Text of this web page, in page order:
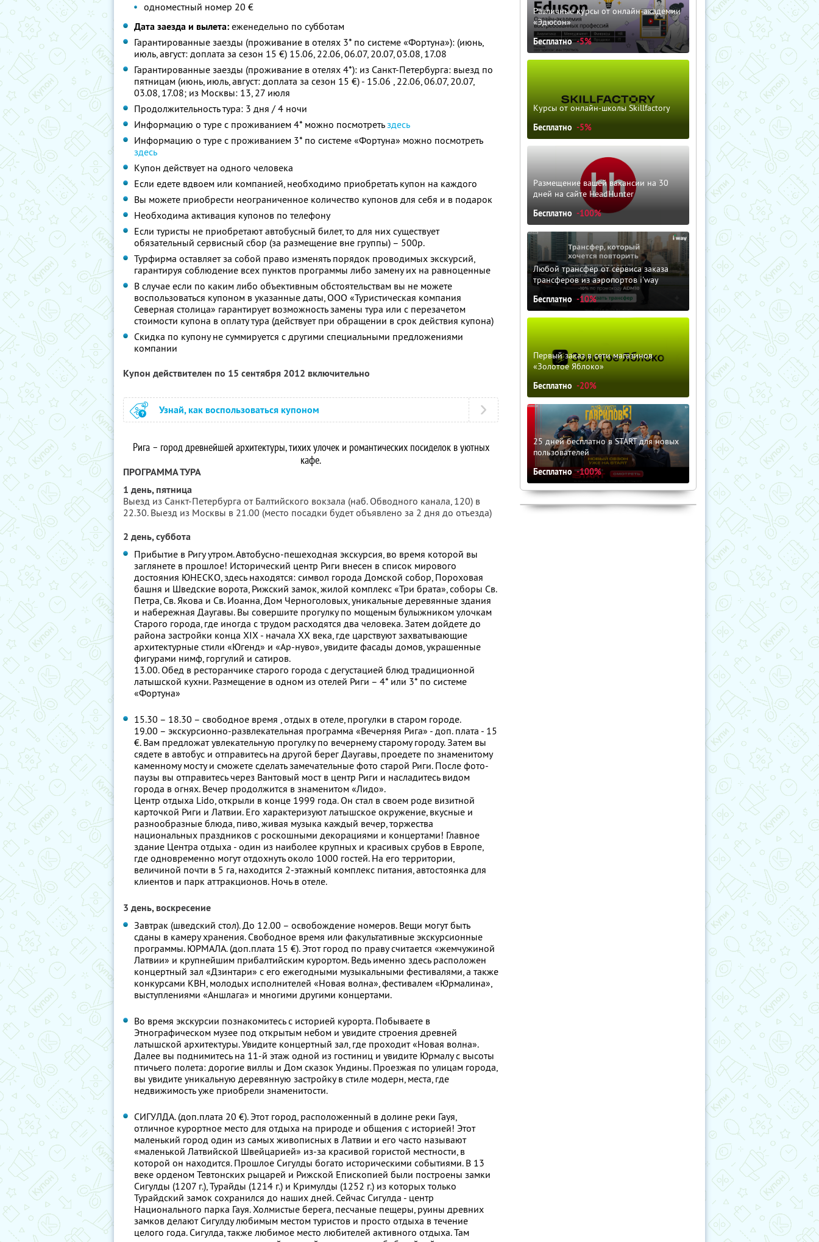
одноместный номер 20 €
Дата заезда и вылета: еженедельно по субботам
Гарантированные заезды (проживание в отелях 3* по системе «Фортуна»): (июнь,
июль, август: доплата за сезон 15 €) 15.06, 22.06, 06.07, 20.07, 03.08, 17.08
Гарантированные заезды (проживание в отелях 4*): из Санкт-Петербурга: выезд по
пятницам (июнь, июль, август: доплата за сезон 15 €) - 15.06 , 22.06, 06.07, 20.07,
03.08, 17.08; из Москвы: 13, 27 июля
Продолжительность тура: 3 дня / 4 ночи
Информацию о туре с проживанием 4* можно посмотретьздесь
Информацию о туре с проживанием 3* по системе «Фортуна» можно посмотреть
здесь
Купон действует на одного человека
Если едете вдвоем или компанией, необходимо приобретать купон на каждого
Вы можете приобрести неограниченное количество купонов для себя и в подарок
Необходима активация купонов по телефону
Если туристы не приобретают автобусный билет, то для них существует
обязательный сервисный сбор (за размещение вне группы) – 500р.
Турфирма оставляет за собой право изменять порядок проводимых экскурсий,
гарантируя соблюдение всех пунктов программы либо замену их на равноценные
В случае если по каким либо объективным обстоятельствам вы не можете
воспользоваться купоном в указанные даты, ООО «Туристическая компания
Северная столица» гарантирует возможность замены тура или с перезачетом
стоимости купона в оплату тура (действует при обращении в срок действия купона)
Скидка по купону не суммируется с другими специальными предложениями
компании
Купон действителен по 15 сентября 2012 включительно
Узнай, как воспользоваться купоном
Рига – город древнейшей архитектуры, тихих улочек и романтических посиделок в уютных
кафе.
ПРОГРАММА ТУРА
1 день, пятница
Выезд из Санкт-Петербурга от Балтийского вокзала (наб. Обводного канала, 120) в
22.30. Выезд из Москвы в 21.00 (место посадки будет объявлено за 2 дня до отъезда)
2 день, суббота
Прибытие в Ригу утром. Автобусно-пешеходная экскурсия, во время которой вы
заглянете в прошлое! Исторический центр Риги внесен в список мирового
достояния ЮНЕСКО, здесь находятся: символ города Домской собор, Пороховая
башня и Шведские ворота, Рижский замок, жилой комплекс «Три брата», соборы Св.
Петра, Св. Якова и Св. Иоанна, Дом Черноголовых, уникальные деревянные здания
и набережная Даугавы. Вы совершите прогулку по мощеным булыжником улочкам
Старого города, где иногда с трудом расходятся два человека. Затем дойдете до
района застройки конца XIX - начала XX века, где царствуют захватывающие
архитектурные стили «Югенд» и «Ар-нуво», увидите фасады домов, украшенные
фигурами нимф, горгулий и сатиров.
13.00. Обед в ресторанчике старого города с дегустацией блюд традиционной
латышской кухни. Размещение в одном из отелей Риги – 4* или 3* по системе
«Фортуна»
15.30 – 18.30 – свободное время , отдых в отеле, прогулки в старом городе.
19.00 – экскурсионно-развлекательная программа «Вечерняя Рига» - доп. плата - 15
€. Вам предложат увлекательную прогулку по вечернему старому городу. Затем вы
сядете в автобус и отправитесь на другой берег Даугавы, проедете по знаменитому
каменному мосту и сможете сделать замечательные фото старой Риги. После фото-
паузы вы отправитесь через Вантовый мост в центр Риги и насладитесь видом
города в огнях. Вечер продолжится в знаменитом «Лидо».
Центр отдыха Lido, открыли в конце 1999 года. Он стал в своем роде визитной
карточкой Риги и Латвии. Его характеризуют латышское окружение, вкусные и
разнообразные блюда, пиво, живая музыка каждый вечер, торжества
национальных праздников с роскошными декорациями и концертами! Главное
здание Центра отдыха - один из наиболее крупных и красивых срубов в Европе,
где одновременно могут отдохнуть около 1000 гостей. На его территории,
величиной почти в 5 га, находится 2-этажный комплекс питания, автостоянка для
клиентов и парк аттракционов. Ночь в отеле.
3 день, воскресение
Завтрак (шведский стол). До 12.00 – освобождение номеров. Вещи могут быть
сданы в камеру хранения. Свободное время или факультативные экскурсионные
программы. ЮРМАЛА. (доп.плата 15 €). Этот город по праву считается «жемчужиной
Латвии» и крупнейшим прибалтийским курортом. Ведь именно здесь расположен
концертный зал «Дзинтари» с его ежегодными музыкальными фестивалями, а также
конкурсами КВН, молодых исполнителей «Новая волна», фестивалем «Юрмалина»,
выступлениями «Аншлага» и многими другими концертами.
Во время экскурсии познакомитесь с историей курорта. Побываете в
Этнографическом музее под открытым небом и увидите строения древней
латышской архитектуры. Увидите концертный зал, где проходит «Новая волна».
Далее вы поднимитесь на 11-й этаж одной из гостиниц и увидите Юрмалу с высоты
птичьего полета: дорогие виллы и Дом сказок Ундины. Проезжая по улицам города,
вы увидите уникальную деревянную застройку в стиле модерн, места, где
недвижимость уже приобрели знаменитости.
СИГУЛДА. (доп.плата 20 €). Этот город, расположенный в долине реки Гауя,
отличное курортное место для отдыха на природе и общения с историей! Этот
маленький город один из самых живописных в Латвии и его часто называют
«маленькой Латвийской Швейцарией» из-за красивой гористой местности, в
которой он находится. Прошлое Сигулды богато историческими событиями. В 13
веке орденом Тевтонских рыцарей и Рижской Епископией были построены замки
Сигулды (1207 г.), Турайды (1214 г.) и Кримулды (1252 г.) из которых только
Турайдский замок сохранился до наших дней. Сейчас Сигулда - центр
Национального парка Гауя. Холмистые берега, песчаные пещеры, руины древних
замков делают Сигулду любимым местом туристов и просто отдыха в течение
целого года. Сигулда, также любимое место любителей активного отдыха. Там
Различные курсы от онлайн-академии
«Эдюсон»
Бесплатно -5%
Курсы от онлайн-школы Skillfactory
Бесплатно -5%
Размещение вашей вакансии на 30
дней на сайте HeadHunter
Бесплатно -100%
Любой трансфер от сервиса заказа
трансферов из аэропортов i'way
Бесплатно -10%
Первый заказ в сети магазинов
«Золотое Яблоко»
Бесплатно -20%
25 дней бесплатно в START для новых
пользователей
Бесплатно -100%